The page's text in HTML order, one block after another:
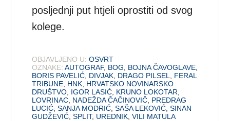
posljednji put htjeli oprostiti od svog
kolege.
OBJAVLJENO U: OSVRT
OZNAKE: AUTOGRAF, BOG BOJNA ČAVOGLAVE
BORIS PAVELIĆ DIVJAK DRAGO PILSEL
FERAL
TRIBUNE HNK HRVATSKO NOVINARSKO
DRUŠTVO IGOR LASIĆ KRUNO LOKOTAR
LOVRINAC NADEŽDA ČAČINOVIČ PREDRAG
LUCIĆ ,SANJA MODRIĆ ,SAŠA LEKOVIĆ ,SINAN
GUDŽEVIĆ ,SPLIT, UREDNIK ,VILI MATULA